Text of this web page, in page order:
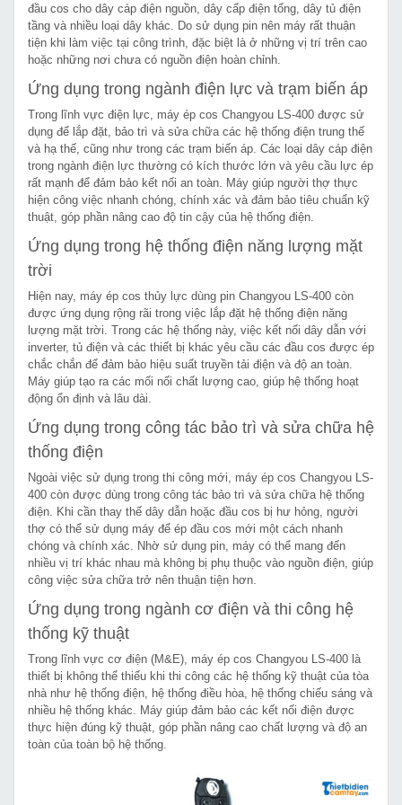
đầu cos cho dây cáp điện nguồn, dây cấp điện tổng, dây tủ điện
tầng và nhiều loại dây khác. Do sử dụng pin nên máy rất thuận
tiện khi làm việc tại công trình, đặc biệt là ở những vị trí trên cao
hoặc những nơi chưa có nguồn điện hoàn chỉnh.
Ứng dụng trong ngành điện lực và trạm biến áp
Trong lĩnh vực điện lực, máy ép cos Changyou LS-400 được sử
dụng để lắp đặt, bảo trì và sửa chữa các hệ thống điện trung thế
và hạ thế, cũng như trong các trạm biến áp. Các loại dây cáp điện
trong ngành điện lực thường có kích thước lớn và yêu cầu lực ép
rất mạnh để đảm bảo kết nối an toàn. Máy giúp người thợ thực
hiện công việc nhanh chóng, chính xác và đảm bảo tiêu chuẩn kỹ
thuật, góp phần nâng cao độ tin cậy của hệ thống điện.
Ứng dụng trong hệ thống điện năng lượng mặt
trời
Hiện nay, máy ép cos thủy lực dùng pin Changyou LS-400 còn
được ứng dụng rộng rãi trong việc lắp đặt hệ thống điện năng
lượng mặt trời. Trong các hệ thống này, việc kết nối dây dẫn với
inverter, tủ điện và các thiết bị khác yêu cầu các đầu cos được ép
chắc chắn để đảm bảo hiệu suất truyền tải điện và độ an toàn.
Máy giúp tạo ra các mối nối chất lượng cao, giúp hệ thống hoạt
động ổn định và lâu dài.
Ứng dụng trong công tác bảo trì và sửa chữa hệ
thống điện
Ngoài việc sử dụng trong thi công mới, máy ép cos Changyou LS-
400 còn được dùng trong công tác bảo trì và sửa chữa hệ thống
điện. Khi cần thay thế dây dẫn hoặc đầu cos bị hư hỏng, người
thợ có thể sử dụng máy để ép đầu cos mới một cách nhanh
chóng và chính xác. Nhờ sử dụng pin, máy có thể mang đến
nhiều vị trí khác nhau mà không bị phụ thuộc vào nguồn điện, giúp
công việc sửa chữa trở nên thuận tiện hơn.
Ứng dụng trong ngành cơ điện và thi công hệ
thống kỹ thuật
Trong lĩnh vực cơ điện (M&E), máy ép cos Changyou LS-400 là
thiết bị không thể thiếu khi thi công các hệ thống kỹ thuật của tòa
nhà như hệ thống điện, hệ thống điều hòa, hệ thống chiếu sáng và
nhiều hệ thống khác. Máy giúp đảm bảo các kết nối điện được
thực hiện đúng kỹ thuật, góp phần nâng cao chất lượng và độ an
toàn của toàn bộ hệ thống.